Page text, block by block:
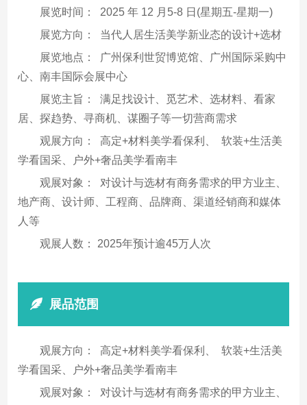
展览时间： 2025 年 12 月5-8 日(星期五-星期一)
展览方向： 当代人居生活美学新业态的设计+选材
展览地点： 广州保利世贸博览馆、广州国际采购中
心、南丰国际会展中心
展览主旨： 满足找设计、觅艺术、选材料、看家
居、探趋势、寻商机、谋圈子等一切营商需求
观展方向： 高定+材料美学看保利、 软装+生活美
学看国采、户外+奢品美学看南丰
观展对象： 对设计与选材有商务需求的甲方业主、
地产商、设计师、工程商、品牌商、渠道经销商和媒体
人等
观展人数： 2025年预计逾45万人次
展品范围
观展方向： 高定+材料美学看保利、 软装+生活美
学看国采、户外+奢品美学看南丰
观展对象： 对设计与选材有商务需求的甲方业主、